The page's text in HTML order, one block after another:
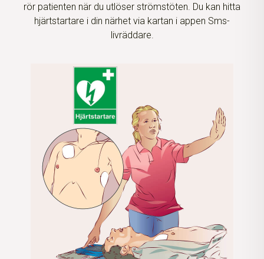
rör patienten när du utlöser strömstöten. Du kan hitta
hjärtstartare i din närhet via kartan i appen Sms-
livräddare.